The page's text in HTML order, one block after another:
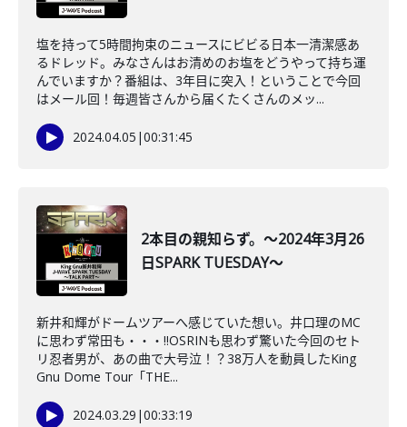
塩を持って5時間拘束のニュースにビビる日本一清潔感あ
るドレッド。みなさんはお清めのお塩をどうやって持ち運
んでいますか？番組は、3年目に突入！ということで今回
はメール回！毎週皆さんから届くたくさんのメッ...
2024.04.05 |00:31:45
2本目の親知らず。～2024年3月26
日SPARK TUESDAY～
新井和輝がドームツアーへ感じていた想い。井口理のMC
に思わず常田も・・・‼OSRINも思わず驚いた今回のセト
リ忍者男が、あの曲で大号泣！？38万人を動員したKing
Gnu Dome Tour「THE...
2024.03.29 |00:33:19